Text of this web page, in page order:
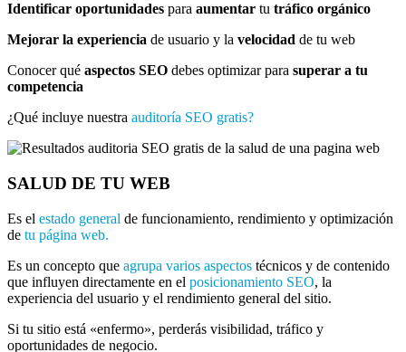
Identificar oportunidades para aumentar tu tráfico orgánico
Mejorar la experiencia de usuario y la velocidad de tu web
Conocer qué aspectos SEO debes optimizar para superar a tu
competencia
¿Qué incluye nuestra auditoría SEO gratis?
SALUD DE TU WEB
Es el estado general de funcionamiento, rendimiento y optimización
de tu página web.
Es un concepto que agrupa varios aspectos técnicos y de contenido
que influyen directamente en el posicionamiento SEO, la
experiencia del usuario y el rendimiento general del sitio.
Si tu sitio está «enfermo», perderás visibilidad, tráfico y
oportunidades de negocio.